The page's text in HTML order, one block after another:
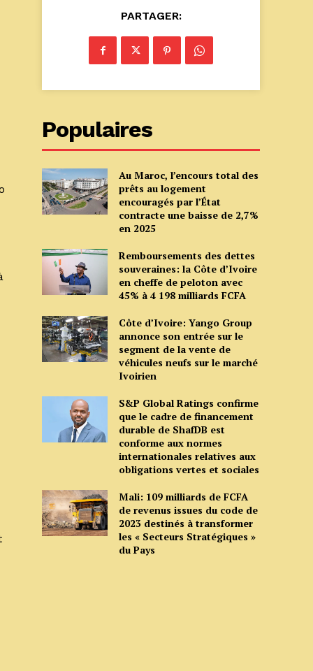
PARTAGER:
Populaires
Au Maroc, l’encours total des
prêts au logement
encouragés par l’État
contracte une baisse de 2,7%
en 2025
Remboursements des dettes
souveraines: la Côte d’Ivoire
en cheffe de peloton avec
45% à 4 198 milliards FCFA
Côte d’Ivoire: Yango Group
annonce son entrée sur le
segment de la vente de
véhicules neufs sur le marché
Ivoirien
S&P Global Ratings confirme
que le cadre de financement
durable de ShafDB est
conforme aux normes
internationales relatives aux
obligations vertes et sociales
Mali: 109 milliards de FCFA
de revenus issues du code de
2023 destinés à transformer
les « Secteurs Stratégiques »
du Pays